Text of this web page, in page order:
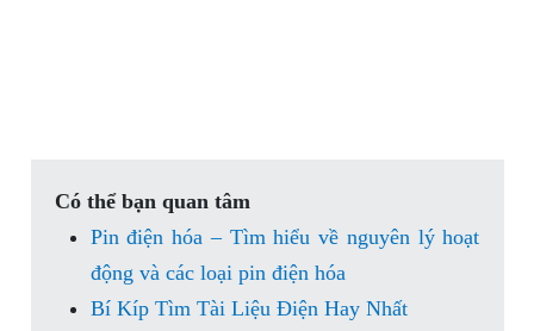
Có thể bạn quan tâm
Pin điện hóa – Tìm hiểu về nguyên lý hoạt
động và các loại pin điện hóa
Bí Kíp Tìm Tài Liệu Điện Hay Nhất